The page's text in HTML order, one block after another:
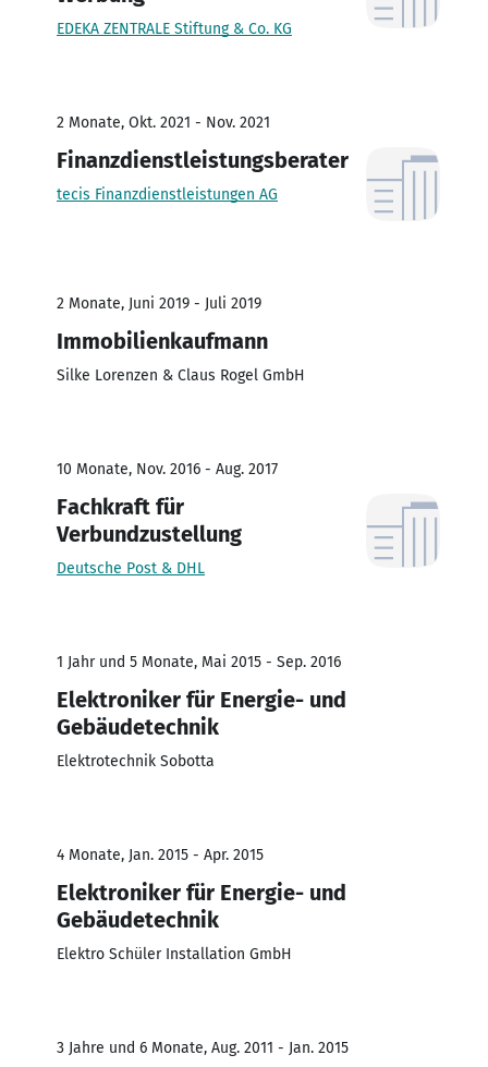
EDEKA ZENTRALE Stiftung & Co. KG
2 Monate, Okt. 2021 - Nov. 2021
Finanzdienstleistungsberater
tecis Finanzdienstleistungen AG
2 Monate, Juni 2019 - Juli 2019
Immobilienkaufmann
Silke Lorenzen & Claus Rogel GmbH
10 Monate, Nov. 2016 - Aug. 2017
Fachkraft für
Verbundzustellung
Deutsche Post & DHL
1 Jahr und 5 Monate, Mai 2015 - Sep. 2016
Elektroniker für Energie- und
Gebäudetechnik
Elektrotechnik Sobotta
4 Monate, Jan. 2015 - Apr. 2015
Elektroniker für Energie- und
Gebäudetechnik
Elektro Schüler Installation GmbH
3 Jahre und 6 Monate, Aug. 2011 - Jan. 2015